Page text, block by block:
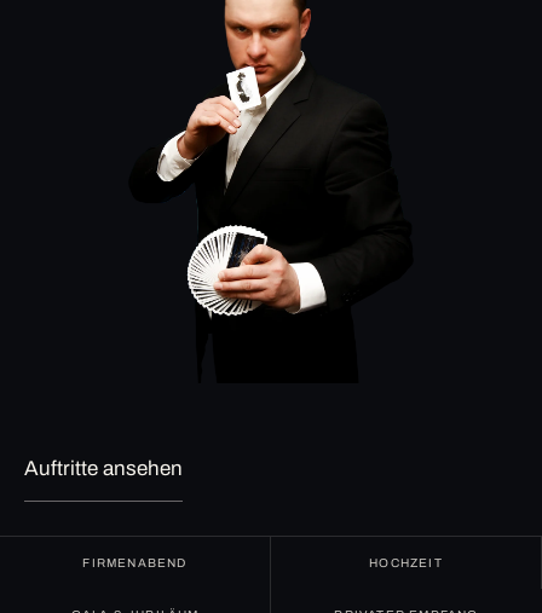
Auftritte ansehen
FIRMENABEND HOCHZEIT